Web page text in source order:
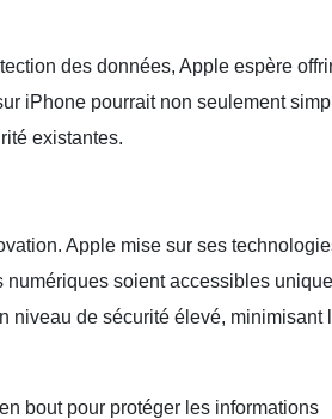
des données, Apple espère
iPhone pourrait non seulement
existantes.
Apple mise sur ses
numériques soient accessibles
niveau de sécurité élevé, minimisant
bout pour protéger les informations